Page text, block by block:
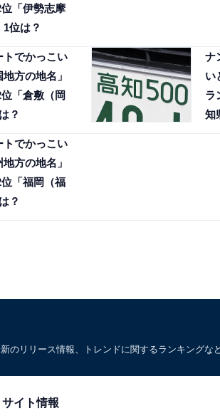
「伊勢志摩
1位は？
トでかっこい
方の地名」
「倉敷（岡
？
ナ
い
ラ
知
トでかっこい
方の地名」
「福岡（福
？
のリリース情報、トレンドに関するランキングな
サイト情報